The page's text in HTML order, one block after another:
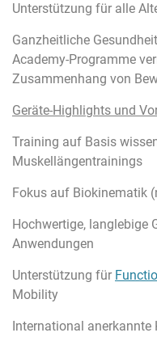
Unterstützung für alle
Ganzheitliche
Academy-Programme
Zusammenhang von
Geräte-Highlights und
Training auf Basis
Muskellängentrainings
Fokus auf Biokinematik
Hochwertige, langlebige
Anwendungen
Unterstützung für
Mobility
International